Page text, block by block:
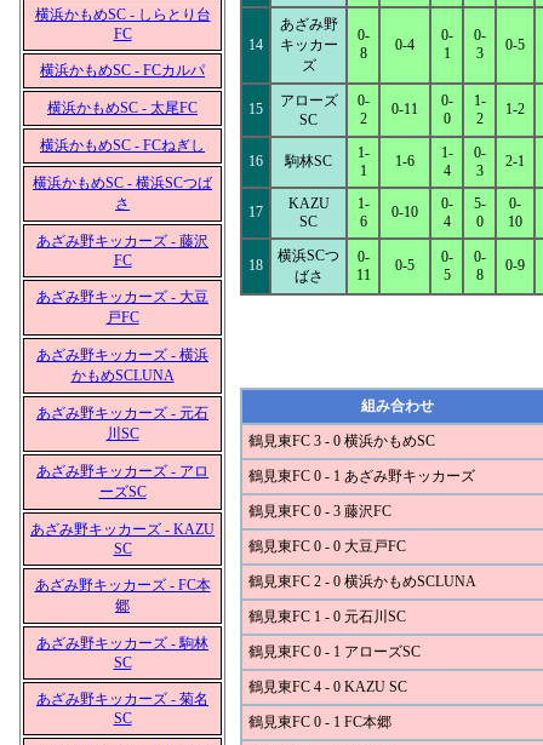
横浜かもめSC - しらとり台
FC
横浜かもめSC - FCカルパ
横浜かもめSC - 太尾FC
横浜かもめSC - FCねぎし
横浜かもめSC - 横浜SCつば
さ
あざみ野キッカーズ - 藤沢
FC
あざみ野キッカーズ - 大豆
戸FC
あざみ野キッカーズ - 横浜
かもめSCLUNA
あざみ野キッカーズ - 元石
川SC
あざみ野キッカーズ - アロ
ーズSC
あざみ野キッカーズ - KAZU
SC
あざみ野キッカーズ - FC本
郷
あざみ野キッカーズ - 駒林
SC
あざみ野キッカーズ - 菊名
SC
14
あざみ野
キッカー
ズ
0-
8
0-4
0-
1
0-
3
0-5
15
アローズ
SC
0-
2
0-11
0-
0
1-
2
1-2
16 駒林SC
1-
1
1-6
1-
4
0-
3
2-1
17
KAZU
SC
1-
6
0-10
0-
4
5-
0
0-
10
18
横浜SCつ
ばさ
0-
11
0-5
0-
5
0-
8
0-9
組み合わせ
鶴見東FC 3 - 0 横浜かもめSC
鶴見東FC 0 - 1 あざみ野キッカーズ
鶴見東FC 0 - 3 藤沢FC
鶴見東FC 0 - 0 大豆戸FC
鶴見東FC 2 - 0 横浜かもめSCLUNA
鶴見東FC 1 - 0 元石川SC
鶴見東FC 0 - 1 アローズSC
鶴見東FC 4 - 0 KAZU SC
鶴見東FC 0 - 1 FC本郷